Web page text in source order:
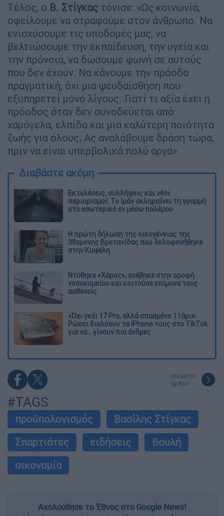
Τέλος, ο Β. Στίγκας τόνισε: «Ως κοινωνία,
οφείλουμε να στραφούμε στον άνθρωπο. Να
ενισχύσουμε τις υποδομές μας, να
βελτιώσουμε την εκπαίδευση, την υγεία και
την πρόνοια, να δώσουμε φωνή σε αυτούς
που δεν έχουν. Να κάνουμε την πρόοδο
πραγματική, όχι μια ψευδαίσθηση που
εξυπηρετεί μόνο λίγους. Γιατί τι αξία έχει η
πρόοδος όταν δεν συνοδεύεται από
χαμόγελα, ελπίδα και μια καλύτερη ποιότητα
ζωής για όλους; Ας αναλάβουμε δράση τώρα,
πριν να είναι υπερβολικά πολύ αργά».
Διαβάστε ακόμη
Εκτελέσεις, συλλήψεις και νέοι
περιορισμοί: Το Ιράν σκληραίνει τη γραμμή
στο εσωτερικό εν μέσω πολέμου
Η πρώτη δήλωση της οικογένειας της
38χρονης Βρετανίδας που δολοφονήθηκε
στην Κυψέλη
Ντύθηκε «Χάρος», ανέβηκε στην οροφή
νοσοκομείου και κοιτούσε επίμονα τους
ασθενείς
«Όχι γκέι 17 Pro, αλλά σπασμένο 11άρι»:
Ρώσοι διαλύουν τα iPhone τους στο TikTok
για να... γίνουν πιο άνδρες
επόμενο
άρθρο
#TAGS
προϋπολογισμός
Βασίλης Στίγκας
Σπαρτιάτες
ειδήσεις
Βουλή
οικονομία
Ακολούθησε το Έθνος στο Google News!